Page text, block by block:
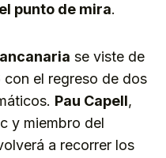
punto de mira.
se viste de
el regreso de dos
Pau Capell,
y miembro del
a recorrer los